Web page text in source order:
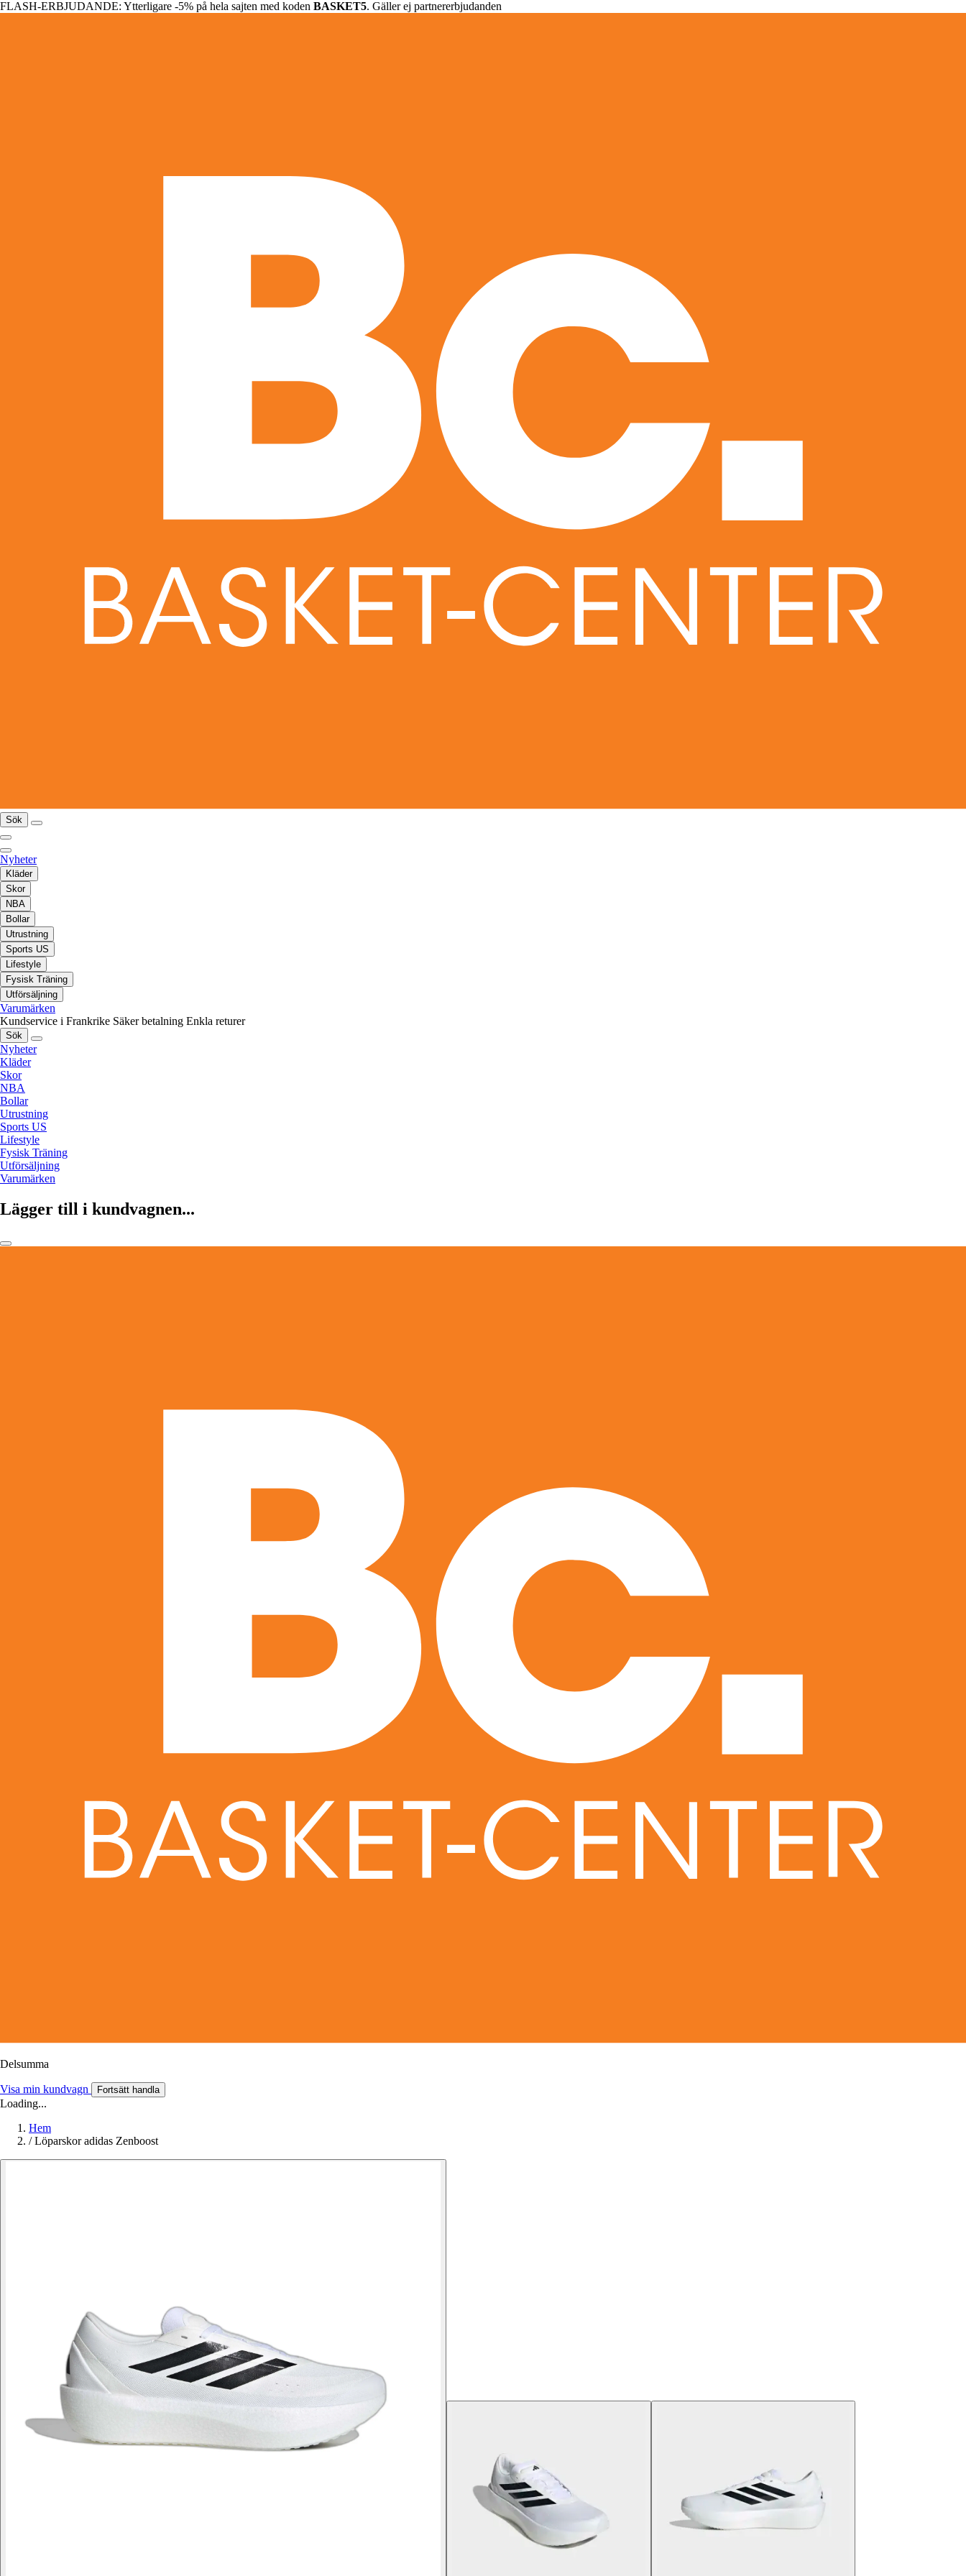
FLASH-ERBJUDANDE: Ytterligare -5% på hela sajten med koden BASKET5. Gäller ej partnererbjudanden
Sök
Nyheter
Kläder
Skor
NBA
Bollar
Utrustning
Sports US
Lifestyle
Fysisk Träning
Utförsäljning
Varumärken
Kundservice i Frankrike Säker betalning Enkla returer
Sök
Nyheter
Kläder
Skor
NBA
Bollar
Utrustning
Sports US
Lifestyle
Fysisk Träning
Utförsäljning
Varumärken
Lägger till i kundvagnen...
Delsumma
Visa min kundvagn Fortsätt handla
Loading...
Hem
/ Löparskor adidas Zenboost